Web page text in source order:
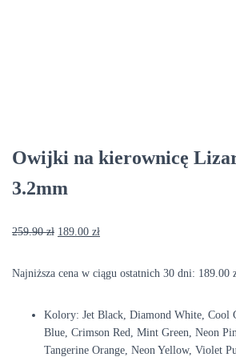
Owijki na kierownicę
3.2mm
259.90zł Pierwotna
189.00 złAktualna
189.00 zł.
Najniższa cena w ciągu ostatnich 30 dni: 189.00
Kolory: Jet Black, Diamond White, Cool
Blue, Crimson Red, Mint Green, Neon
Tangerine Orange, Neon Yellow, Violet